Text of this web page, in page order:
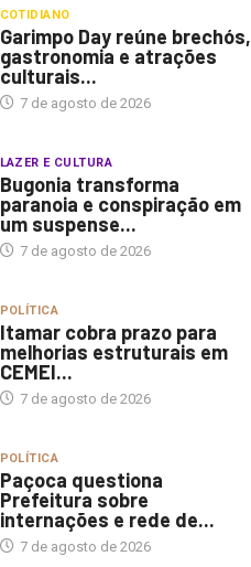
COTIDIANO
Garimpo Day reúne brechós,
gastronomia e atrações
culturais...
7 de agosto de 2026
LAZER E CULTURA
Bugonia transforma
paranoia e conspiração em
um suspense...
7 de agosto de 2026
POLÍTICA
Itamar cobra prazo para
melhorias estruturais em
CEMEI...
7 de agosto de 2026
POLÍTICA
Paçoca questiona
Prefeitura sobre
internações e rede de...
7 de agosto de 2026